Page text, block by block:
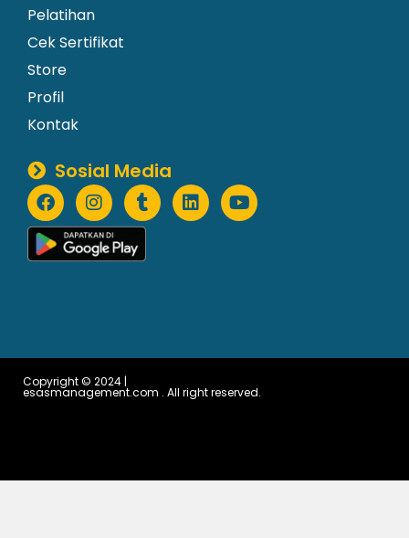
Pelatihan
Cek Sertifikat
Store
Profil
Kontak
Sosial Media
Copyright © 2024 |
esasmanagement.com . All right reserved.